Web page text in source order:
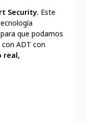
Security. Este
para que podamos
ADT con
real,